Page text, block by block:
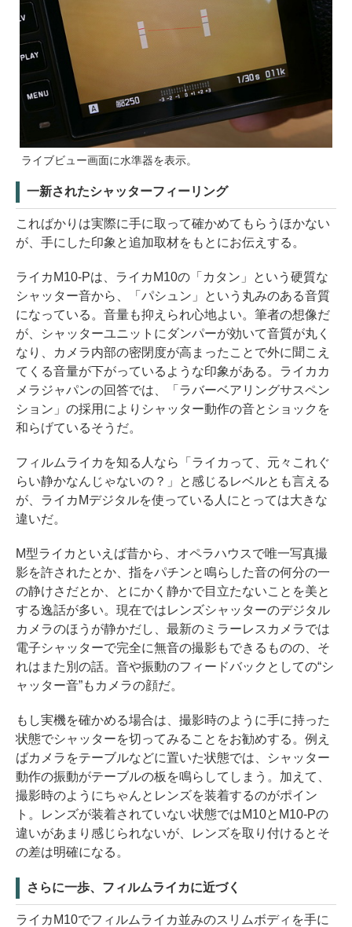
ライブビュー画面に水準器を表示。
一新されたシャッターフィーリング
こればかりは実際に手に取って確かめてもらうほかない
が、手にした印象と追加取材をもとにお伝えする。
ライカM10-Pは、ライカM10の「カタン」という硬質な
シャッター音から、「パシュン」という丸みのある音質
になっている。音量も抑えられ心地よい。筆者の想像だ
が、シャッターユニットにダンパーが効いて音質が丸く
なり、カメラ内部の密閉度が高まったことで外に聞こえ
てくる音量が下がっているような印象がある。ライカカ
メラジャパンの回答では、「ラバーベアリングサスペン
ション」の採用によりシャッター動作の音とショックを
和らげているそうだ。
フィルムライカを知る人なら「ライカって、元々これぐ
らい静かなんじゃないの？」と感じるレベルとも言える
が、ライカMデジタルを使っている人にとっては大きな
違いだ。
M型ライカといえば昔から、オペラハウスで唯一写真撮
影を許されたとか、指をパチンと鳴らした音の何分の一
の静けさだとか、とにかく静かで目立たないことを美と
する逸話が多い。現在ではレンズシャッターのデジタル
カメラのほうが静かだし、最新のミラーレスカメラでは
電子シャッターで完全に無音の撮影もできるものの、そ
れはまた別の話。音や振動のフィードバックとしての“シ
ャッター音”もカメラの顔だ。
もし実機を確かめる場合は、撮影時のように手に持った
状態でシャッターを切ってみることをお勧めする。例え
ばカメラをテーブルなどに置いた状態では、シャッター
動作の振動がテーブルの板を鳴らしてしまう。加えて、
撮影時のようにちゃんとレンズを装着するのがポイン
ト。レンズが装着されていない状態ではM10とM10-Pの
違いがあまり感じられないが、レンズを取り付けるとそ
の差は明確になる。
さらに一歩、フィルムライカに近づく
ライカM10でフィルムライカ並みのスリムボディを手に